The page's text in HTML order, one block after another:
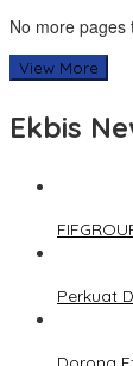
No more pages
View More
Ekbis
Perkuat